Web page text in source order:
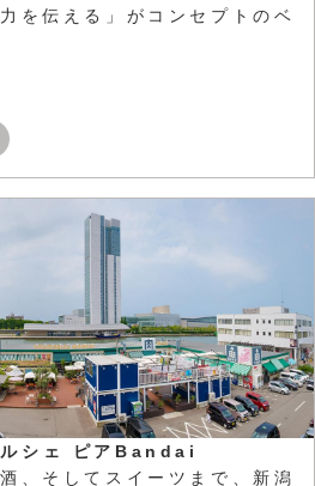
を伝える」がコンセプトのベ
ルシェ ピアBandai
、そしてスイーツまで、新潟